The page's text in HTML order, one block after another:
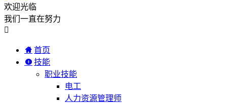
欢迎光临
我们一直在努力

首页
技能
职业技能
电工
人力资源管理师